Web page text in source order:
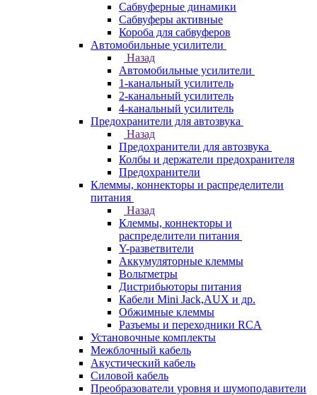
Сабвуферные динамики
Сабвуферы активные
Короба для сабвуферов
Автомобильные усилители
Назад
Автомобильные усилители
1-канальный усилитель
2-канальный усилитель
4-канальный усилитель
Предохранители для автозвука
Назад
Предохранители для автозвука
Колбы и держатели предохранителя
Предохранители
Клеммы, коннекторы и распределители
питания
Назад
Клеммы, коннекторы и
распределители питания
Y-разветвители
Аккумуляторные клеммы
Вольтметры
Дистрибьюторы питания
Кабели Mini Jack,AUX и др.
Обжимные клеммы
Разъемы и переходники RCA
Установочные комплекты
Межблочный кабель
Акустический кабель
Силовой кабель
Преобразователи уровня и шумоподавители